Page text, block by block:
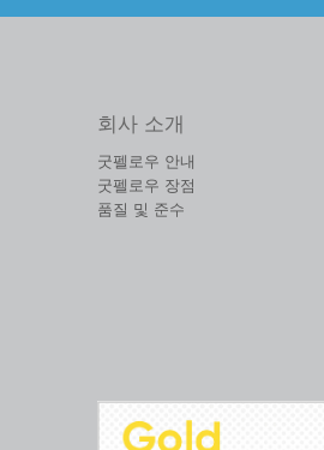
회사 소개
굿펠로우 안내
굿펠로우 장점
품질 및 준수